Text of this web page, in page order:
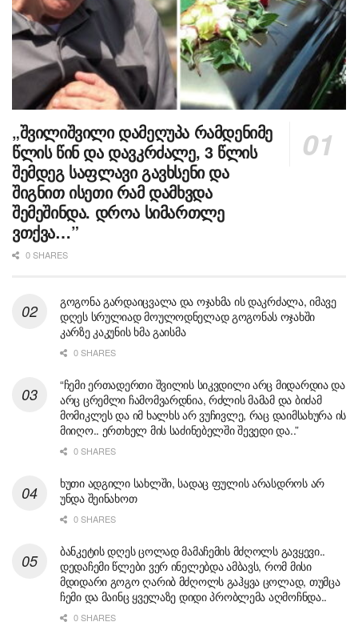
„შვილიშვილი დამეღუპა რამდენიმე
წლის წინ და დავკრძალე, 3 წლის
შემდეგ საფლავი გავხსენი და
შიგნით ისეთი რამ დამხვდა
შემეშინდა. დროა სიმართლე
ვთქვა…”
0 SHARES
გოგონა გარდაიცვალა და ოჯახმა ის დაკრძალა, იმავე
დღეს სრულიად მოულოდნელად გოგონას ოჯახში
კარზე კაკუნის ხმა გაისმა
0 SHARES
“ჩემი ერთადერთი შვილის სიკვდილი არც მიდარდია და
არც ცრემლი ჩამომვარდნია, რძლის მამამ და ბიძამ
მომიკლეს და იმ ხალხს არ ვუჩივლე, რაც დაიმსახურა ის
მიიღო.. ერთხელ მის საძინებელში შევედი და..”
0 SHARES
ხუთი ადგილი სახლში, სადაც ფულის არასდროს არ
უნდა შეინახოთ
0 SHARES
ბანკეტის დღეს ცოლად მამაჩემის მძღოლს გავყევი..
დედაჩემი წლები ვერ ინელებდა ამბავს, რომ მისი
მდიდარი გოგო ღარიბ მძღოლს გაჰყვა ცოლად, თუმცა
ჩემი და მაინც ყველაზე დიდი პრობლემა აღმოჩნდა..
0 SHARES